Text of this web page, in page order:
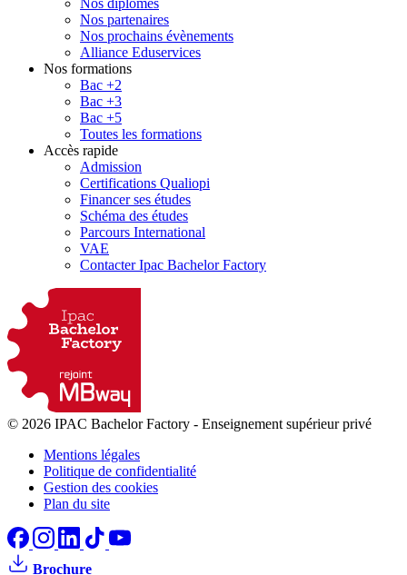
Nos diplômes
Nos partenaires
Nos prochains évènements
Alliance Eduservices
Nos formations
Bac +2
Bac +3
Bac +5
Toutes les formations
Accès rapide
Admission
Certifications Qualiopi
Financer ses études
Schéma des études
Parcours International
VAE
Contacter Ipac Bachelor Factory
© 2026 IPAC Bachelor Factory - Enseignement supérieur privé
Mentions légales
Politique de confidentialité
Gestion des cookies
Plan du site
Brochure